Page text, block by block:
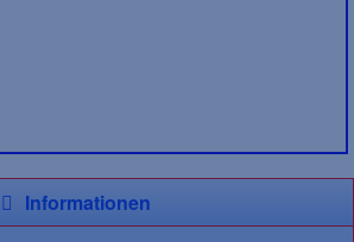
Informationen